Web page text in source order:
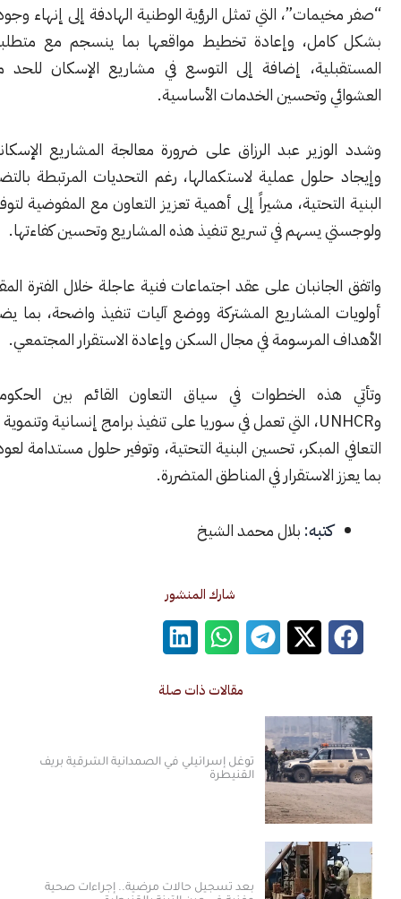
التي تمثل الرؤية الوطنية الهادفة إلى إنهاء وجود المخيمات
وإعادة تخطيط مواقعها بما ينسجم مع متطلبات التنمية
إضافة إلى التوسع في مشاريع الإسكان للحد من التوسع
وتحسين الخدمات الأساسية.
عبد الرزاق على ضرورة معالجة المشاريع الإسكانية المتعثرة
عملية لاستكمالها، رغم التحديات المرتبطة بالتضخم وأضرار
مشيراً إلى أهمية تعزيز التعاون مع المفوضية لتوفير دعم فني
يسهم في تسريع تنفيذ هذه المشاريع وتحسين كفاءتها.
على عقد اجتماعات فنية عاجلة خلال الفترة المقبلة لتحديد
المشاريع المشتركة ووضع آليات تنفيذ واضحة، بما يضمن تحقيق
المرسومة في مجال السكن وإعادة الاستقرار المجتمعي.
الخطوات في سياق التعاون القائم بين الحكومة السورية
وUNHCR، التي تعمل في سوريا على تنفيذ برامج إنسانية وتنموية تشمل دعم
تحسين البنية التحتية، وتوفير حلول مستدامة لعودة النازحين،
في المناطق المتضررة.
بلال محمد الشيخ
شارك المنشور
مقالات ذات صلة
توغل إسرائيلي في الصمدانية الشرقية بريف
القنيطرة
بعد تسجيل حالات مرضية.. إجراءات صحية